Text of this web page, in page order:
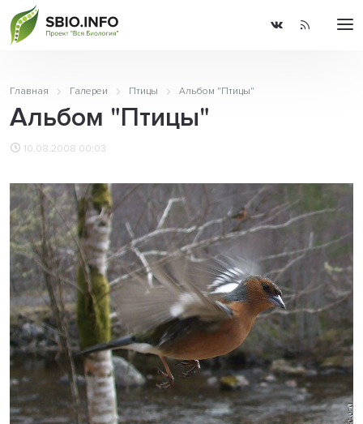
Главная Галереи Птицы Альбом "Птицы"
Альбом "Птицы"
10.08.2008 00:03